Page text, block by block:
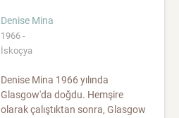
Denise Mina
1966 -
İskoçya
Denise Mina 1966 yılında
Glasgow'da doğdu. Hemşire
olarak çalıştıktan sonra, Glasgow